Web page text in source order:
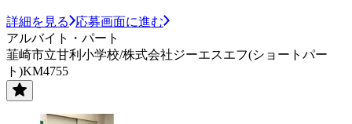
詳細を見る
応募画面に進む
アルバイト・パート
韮崎市立甘利小学校/株式会社ジーエスエフ(ショートパー
ト)KM4755